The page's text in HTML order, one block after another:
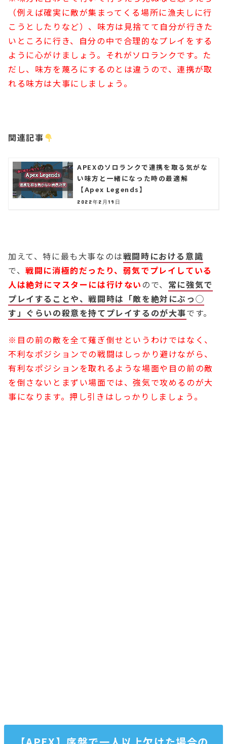
（例えば確実に敵が集まってくる場所に漁夫しに行
こうとしたりなど）、味方は見捨てて自分が行きた
いところに行き、自分の中で合理的なプレイをする
ように心がけましょう。それがソロランクです。た
だし、味方を蔑ろにするのとは違うので、連携が取
れる味方は大事にしましょう。
関連記事
APEXのソロランクで連携を取る気がな
い味方と一緒になった時の最適解
【Apex Legends】
2022年2月19日
加えて、特に最も大事なのは戦闘時における意識
で、戦闘に消極的だったり、弱気でプレイしている
人は絶対にマスターには行けない ので、 常に強気で
プレイすることや、戦闘時は「敵を絶対にぶっ◯
す」ぐらいの殺意を持てプレイするのが大事です。
※目の前の敵を全て薙ぎ倒せというわけではなく、
不利なポジションでの戦闘はしっかり避けながら、
有利なポジションを取れるような場面や目の前の敵
を倒さないとまずい場面では、強気で攻めるのが大
事になります。押し引きはしっかりしましょう。